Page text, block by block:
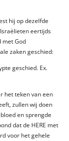
hij op dezelfde
eertijds
met God
zaken geschied:
geschied. Ex.
het teken van een
zullen wij doen
en sprengde
dat de HERE met
voor het gehele